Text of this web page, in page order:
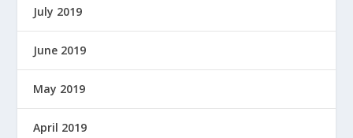
July 2019
June 2019
May 2019
April 2019